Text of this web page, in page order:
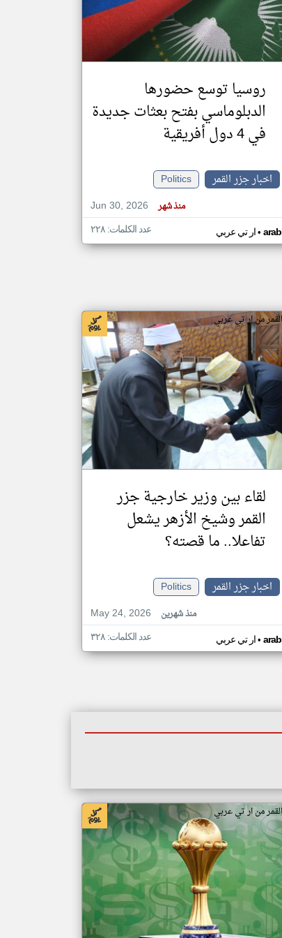
تغيير الدولة
اخبار جزر القمر على مدار الساعة
أهم اخبار جزر القمر العاجلة والمباشرة
روسيا توسع حضورها
الدبلوماسي بفتح بعثات جديدة
في 4 دول أفريقية
اخبار جزر القمر
Politics
Jun 30, 2026
منذ شهر
ار تي عربي• عدد الكلمات: ٢٢٨
من ار تي عربي
لقاء بين وزير خارجية جزر
القمر وشيخ الأزهر يشعل
تفاعلا.. ما قصته؟
اخبار جزر القمر
Politics
May 24, 2026
منذ شهرين
ار تي عربي• عدد الكلمات: ٣٢٨
من ار تي عربي
klyoum.com